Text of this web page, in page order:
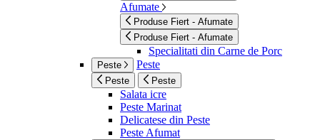
Afumate
Produse Fiert - Afumate
Produse Fiert - Afumate
Specialitati din Carne de Porc
Peste Peste
Peste Peste
Salata icre
Peste Marinat
Delicatese din Peste
Peste Afumat